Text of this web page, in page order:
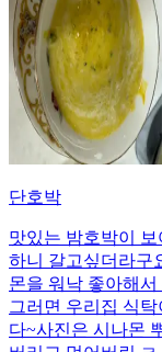
단호박
맛있는 밤호박이
하니 갈고싶더라구
몬을 워낙 좋아해
그러면 우리집 식
다~사진은 시나몬